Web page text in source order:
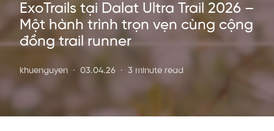
ExoTrails tại Dalat Ultra Trail 2026 –
Một hành trình trọn vẹn cùng cộng
đồng trail runner
khuenguyen 03.04.26 3 minute read